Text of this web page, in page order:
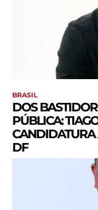
BRASIL
DOS
PÚBLICA:
CANDIDATURA
DF